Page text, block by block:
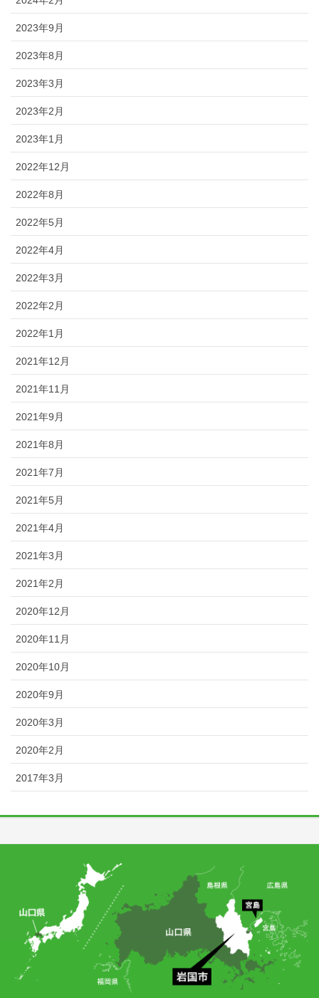
2023年9月
2023年8月
2023年3月
2023年2月
2023年1月
2022年12月
2022年8月
2022年5月
2022年4月
2022年3月
2022年2月
2022年1月
2021年12月
2021年11月
2021年9月
2021年8月
2021年7月
2021年5月
2021年4月
2021年3月
2021年2月
2020年12月
2020年11月
2020年10月
2020年9月
2020年3月
2020年2月
2017年3月